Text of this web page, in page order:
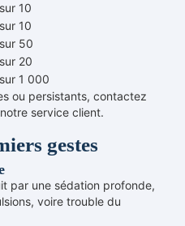
10
10
50
20
1 000
ou persistants, contactez
service client.
gestes
par une sédation profonde,
voire trouble du